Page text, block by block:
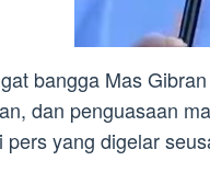
bangga Mas
dan penguasaan
pers yang digelar